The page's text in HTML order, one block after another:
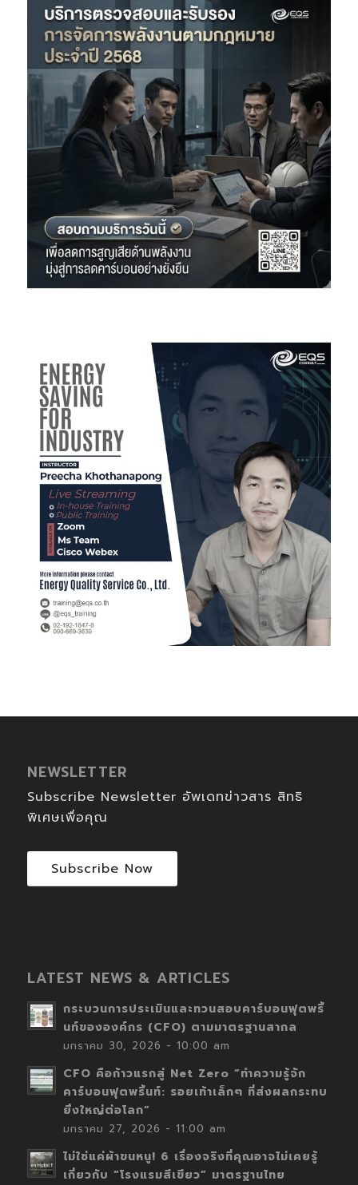
NEWSLETTER
Subscribe Newsletter อัพเดทข่าวสาร สิทธิ
พิเศษเพื่อคุณ
Subscribe Now
LATEST NEWS & ARTICLES
กระบวนการประเมินและทวนสอบคาร์บอนฟุตพริ้
นท์ขององค์กร (CFO) ตามมาตรฐานสากล
มกราคม 30, 2026 - 10:00 am
CFO คือก้าวแรกสู่ Net Zero “ทำความรู้จัก
คาร์บอนฟุตพริ้นท์: รอยเท้าเล็กๆ ที่ส่งผลกระทบ
ยิ่งใหญ่ต่อโลก”
มกราคม 27, 2026 - 11:00 am
ไม่ใช่แค่ผ้าขนหนู! 6 เรื่องจริงที่คุณอาจไม่เคยรู้
เกี่ยวกับ “โรงแรมสีเขียว” มาตรฐานไทย